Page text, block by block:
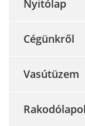
Nyitólap
Cégünkről
Vasútüzem